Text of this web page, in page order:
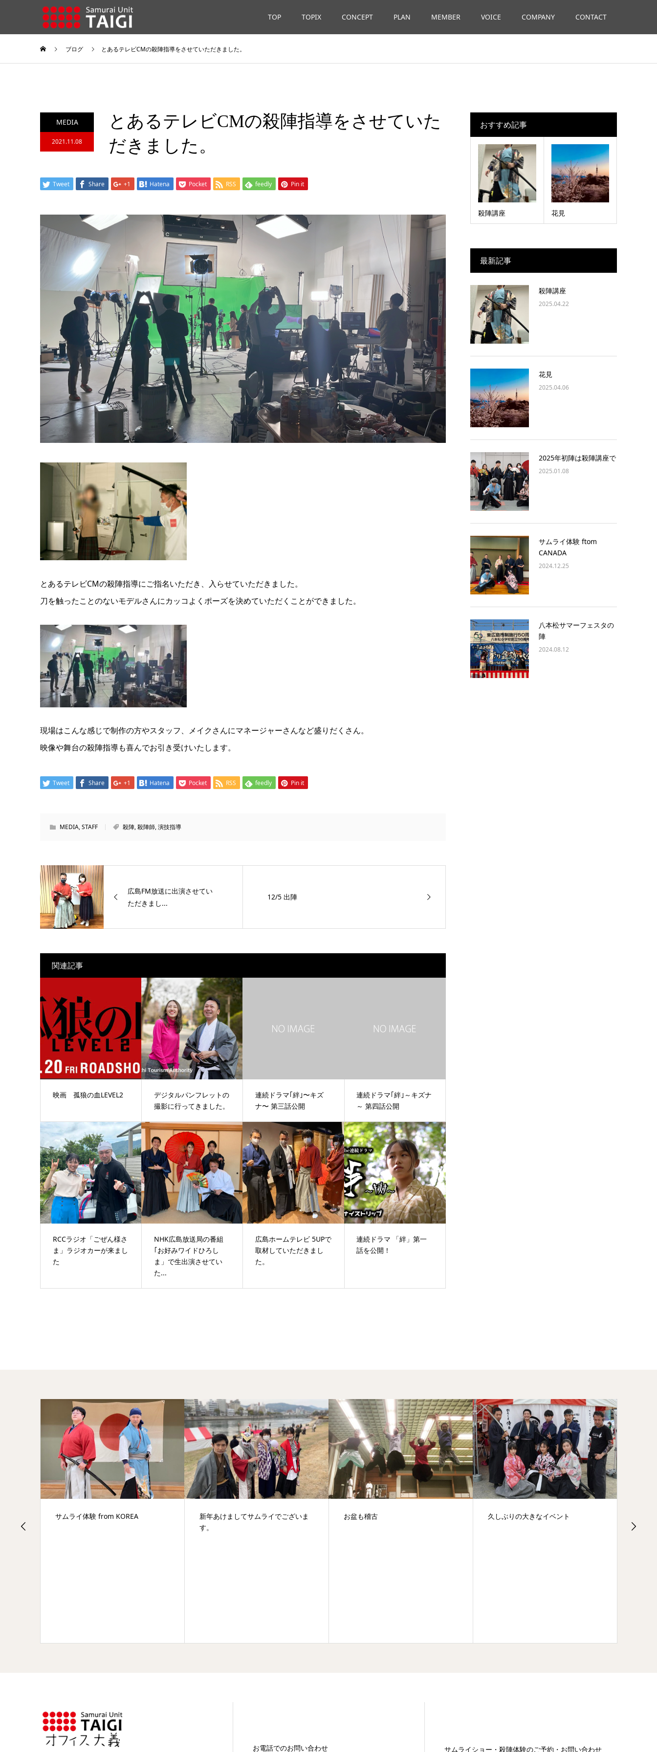
TOP TOPIX CONCEPT PLAN MEMBER VOICE COMPANY CONTACT
ブログ とあるテレビCMの殺陣指導をさせていただきました。
MEDIA
2021.11.08
とあるテレビCMの殺陣指導をさせていた
だきました。
Tweet Share +1 Hatena Pocket RSS feedly Pin it
とあるテレビCMの殺陣指導にご指名いただき、入らせていただきました。
刀を触ったことのないモデルさんにカッコよくポーズを決めていただくことができました。
現場はこんな感じで制作の方やスタッフ、メイクさんにマネージャーさんなど盛りだくさん。
映像や舞台の殺陣指導も喜んでお引き受けいたします。
Tweet Share +1 Hatena Pocket RSS feedly Pin it
MEDIA,STAFF 殺陣,殺陣師,演技指導
広島FM放送に出演させてい
ただきまし...
12/5 出陣
関連記事
映画 孤狼の血LEVEL2
デジタルパンフレットの
撮影に行ってきました。
連続ドラマ｢絆｣〜キズ
ナ〜 第三話公開
連続ドラマ｢絆｣～キズナ
～ 第四話公開
RCCラジオ「ごぜん様さ
ま」ラジオカーが来まし
た
NHK広島放送局の番組
｢お好みワイドひろし
ま」で生出演させてい
た...
広島ホームテレビ 5UPで
取材していただきまし
た。
連続ドラマ 「絆」第一
話を公開！
おすすめ記事
殺陣講座 花見
最新記事
殺陣講座
2025.04.22
花見
2025.04.06
2025年初陣は殺陣講座で
2025.01.08
サムライ体験 ftom
CANADA
2024.12.25
八本松サマーフェスタの
陣
2024.08.12
新年あけましてサムライでございま
お盆も稽古 久しぶりの大きなイベント
デジタルパンフレットの撮影に行っ
お電話でのお問い合わせ サムライショー・殺陣体験のご予約・お問い合わせ